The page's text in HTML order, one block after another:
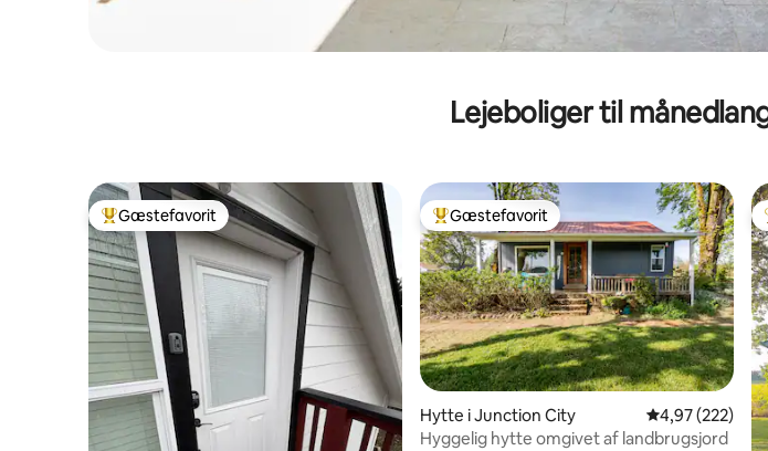
Lejeboliger til
Bedste gæstefavorit
Gæstefavorit Bedste gæstefavorit
Gæstefavorit
Hytte i Junction City 4,97 ud af 5 i
4,97 (222)
Hyggelig hytte omgivet af landbrugsjord